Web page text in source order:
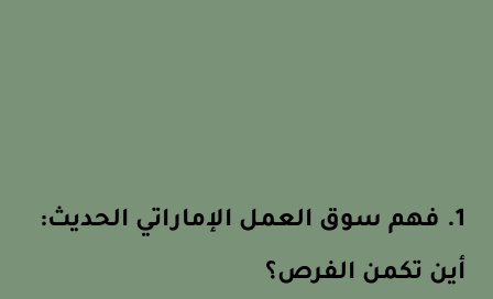
1. فهم سوق العمل الإماراتي الحديث:
أين تكمن الفرص؟